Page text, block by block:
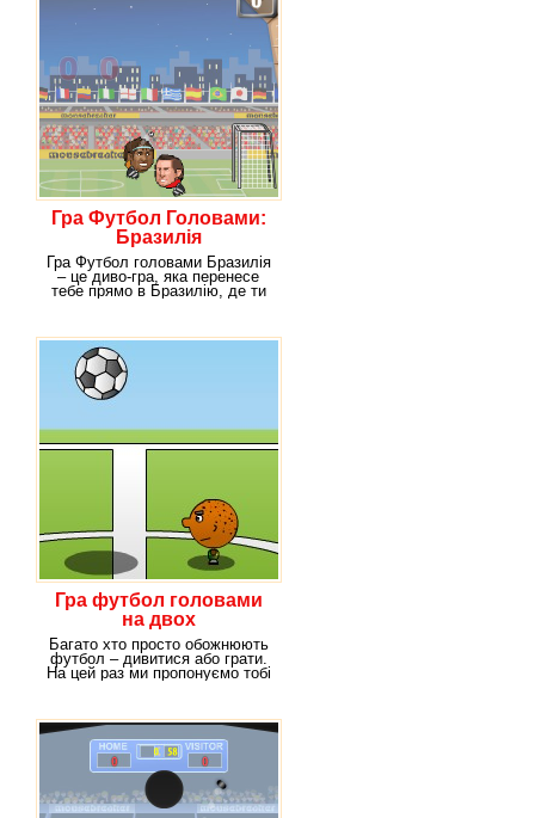
Гра Футбол Головами:
Бразилія
Гра Футбол головами Бразилія
– це диво-гра, яка перенесе
тебе прямо в Бразилію, де ти
Гра футбол головами
на двох
Багато хто просто обожнюють
футбол – дивитися або грати.
На цей раз ми пропонуємо тобі